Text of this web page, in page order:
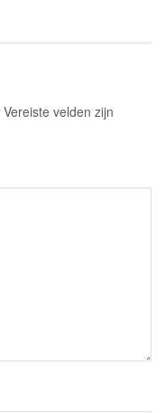
Vereiste velden zijn